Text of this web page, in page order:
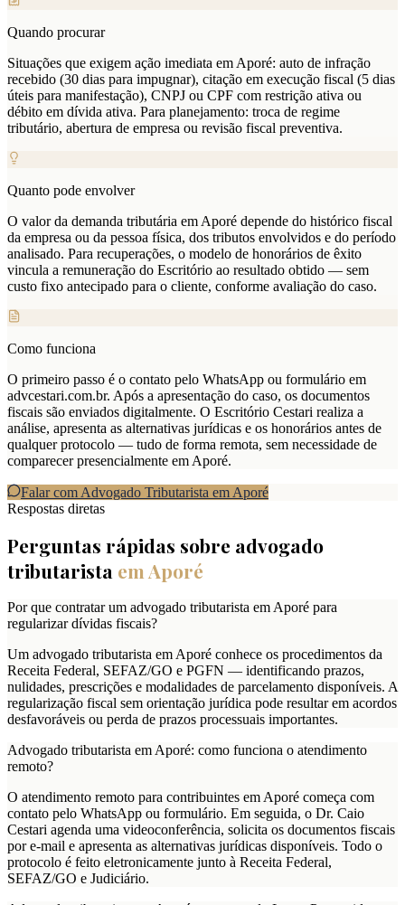
Quando procurar
Situações que exigem ação imediata em Aporé: auto de infração
recebido (30 dias para impugnar), citação em execução fiscal (5 dias
úteis para manifestação), CNPJ ou CPF com restrição ativa ou
débito em dívida ativa. Para planejamento: troca de regime
tributário, abertura de empresa ou revisão fiscal preventiva.
Quanto pode envolver
O valor da demanda tributária em Aporé depende do histórico fiscal
da empresa ou da pessoa física, dos tributos envolvidos e do período
analisado. Para recuperações, o modelo de honorários de êxito
vincula a remuneração do Escritório ao resultado obtido — sem
custo fixo antecipado para o cliente, conforme avaliação do caso.
Como funciona
O primeiro passo é o contato pelo WhatsApp ou formulário em
advcestari.com.br. Após a apresentação do caso, os documentos
fiscais são enviados digitalmente. O Escritório Cestari realiza a
análise, apresenta as alternativas jurídicas e os honorários antes de
qualquer protocolo — tudo de forma remota, sem necessidade de
comparecer presencialmente em Aporé.
Falar com Advogado Tributarista em Aporé
Respostas diretas
Perguntas rápidas sobre advogado
tributarista em Aporé
Por que contratar um advogado tributarista em Aporé para
regularizar dívidas fiscais?
Um advogado tributarista em Aporé conhece os procedimentos da
Receita Federal, SEFAZ/GO e PGFN — identificando prazos,
nulidades, prescrições e modalidades de parcelamento disponíveis. A
regularização fiscal sem orientação jurídica pode resultar em acordos
desfavoráveis ou perda de prazos processuais importantes.
Advogado tributarista em Aporé: como funciona o atendimento
remoto?
O atendimento remoto para contribuintes em Aporé começa com
contato pelo WhatsApp ou formulário. Em seguida, o Dr. Caio
Cestari agenda uma videoconferência, solicita os documentos fiscais
por e-mail e apresenta as alternativas jurídicas disponíveis. Todo o
protocolo é feito eletronicamente junto à Receita Federal,
SEFAZ/GO e Judiciário.